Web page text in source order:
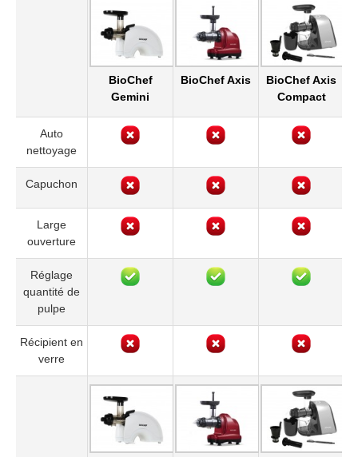
BioChef
Gemini
BioChef Axis
BioChef Axis
Compact
Auto
nettoyage
Capuchon
Large
ouverture
Réglage
quantité de
pulpe
Récipient en
verre